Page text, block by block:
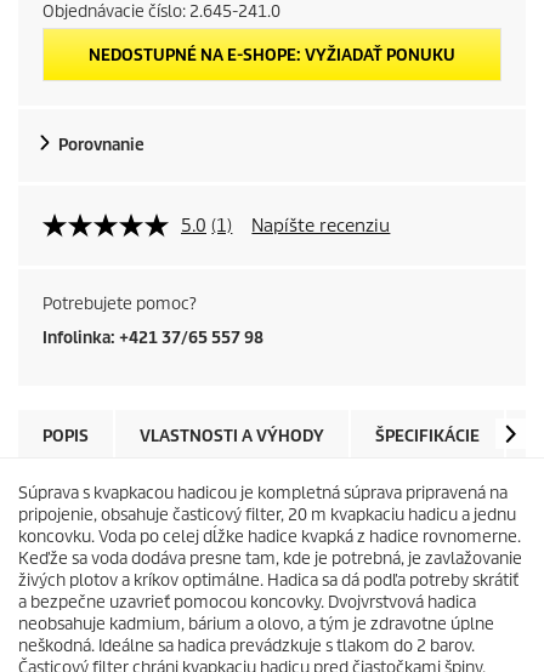
Objednávacie číslo: 2.645-241.0
NEDOSTUPNÉ NA E-SHOPE: VYŽIADAŤ PONUKU
Porovnanie
5.0 (1) Napíšte recenziu
Potrebujete pomoc?
Infolinka: +421 37/65 557 98
POPIS VLASTNOSTI A VÝHODY ŠPECIFIKÁCIE
Súprava s kvapkacou hadicou je kompletná súprava pripravená na
pripojenie, obsahuje časticový filter, 20 m kvapkaciu hadicu a jednu
koncovku. Voda po celej dĺžke hadice kvapká z hadice rovnomerne.
Keďže sa voda dodáva presne tam, kde je potrebná, je zavlažovanie
živých plotov a kríkov optimálne. Hadica sa dá podľa potreby skrátiť
a bezpečne uzavrieť pomocou koncovky. Dvojvrstvová hadica
neobsahuje kadmium, bárium a olovo, a tým je zdravotne úplne
neškodná. Ideálne sa hadica prevádzkuje s tlakom do 2 barov.
Časticový filter chráni kvapkaciu hadicu pred čiastočkami špiny.